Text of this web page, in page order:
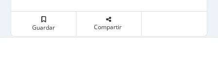
Guardar Compartir